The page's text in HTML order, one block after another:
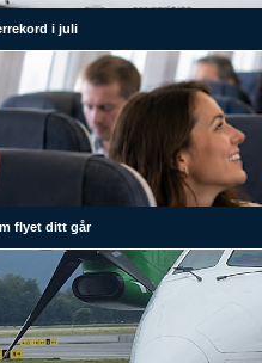
i juli
flyet ditt går